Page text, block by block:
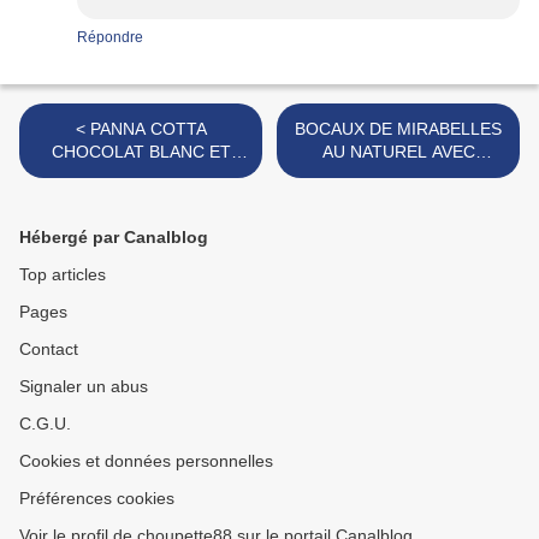
Répondre
< PANNA COTTA
CHOCOLAT BLANC ET
COULIS D'ABRICOTS
BOCAUX DE MIRABELLES
AU NATUREL AVEC
NOYAUX >
Hébergé par Canalblog
Top articles
Pages
Contact
Signaler un abus
C.G.U.
Cookies et données personnelles
Préférences cookies